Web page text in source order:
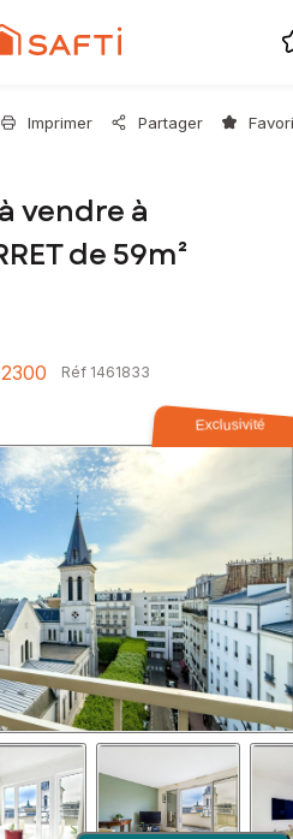
Imprimer Partager
vendre à
de 59m²
Réf 1461833
Exclusivité